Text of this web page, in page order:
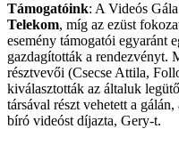
Támogatóink: A Videós
Telekom, míg az ezüst
esemény támogatói egyaránt
gazdagították a rendezvényt.
résztvevői (Csecse Attila,
kiválasztották az általuk
társával részt vehetett a
bíró videóst díjazta, Gery-t.